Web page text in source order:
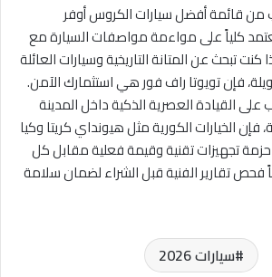
من قائمة أفضل سيارات الكروس أوفر
لعام 2026 يعتمد كلياً على مواءمة مواصفات السيارة مع
تبحث عن المتانة التاريخية وسيارات العائلة
فإن تويوتا راف فور هي استثمارك الآمن.
على القيادة العصرية الذكية داخل المدينة
فإن الخيارات الكورية مثل هيونداي كريتا وكيا
تجهيزات تقنية وقيمة فعلية مقابل كل
فحص تقارير الفنية قبل الشراء لضمان سلامة
سيارات 2026